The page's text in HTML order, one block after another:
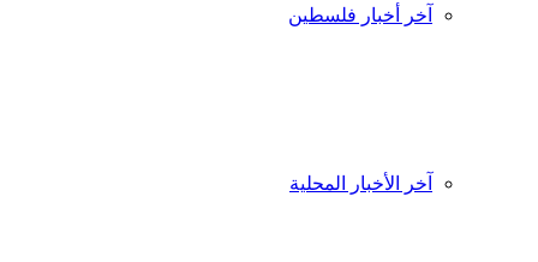
آخر أخبار فلسطين
آخر الأخبار المحلية